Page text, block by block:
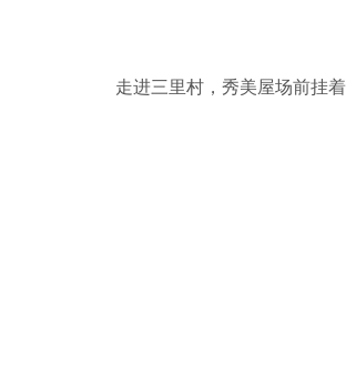
走进三里村，秀美屋场前挂着